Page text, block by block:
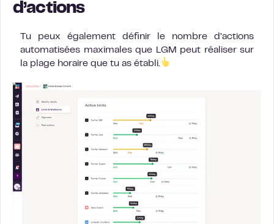
d’actions
Tu peux également définir le nombre d’actions
automatisées maximales que LGM peut réaliser sur
la plage horaire que tu as établi.